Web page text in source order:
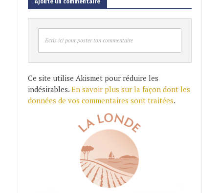
Ecris ici pour poster ton commentaire
Ce site utilise Akismet pour réduire les
indésirables. En savoir plus sur la façon dont les
données de vos commentaires sont traitées.